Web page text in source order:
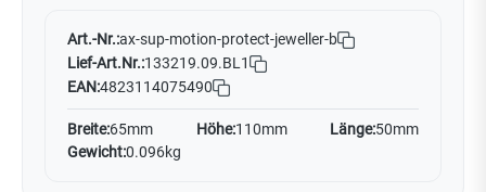
Art.-Nr.:ax-sup-motion-protect-jeweller-b
Lief-Art.Nr.:133219.09.BL1
EAN:4823114075490
Breite:65mm Höhe:110mm Länge:50mm
Gewicht:0.096kg